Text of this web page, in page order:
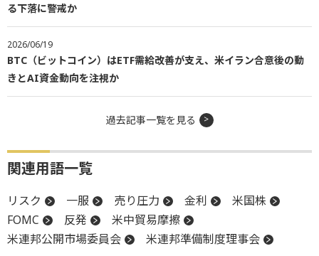
る下落に警戒か
2026/06/19
BTC（ビットコイン）はETF需給改善が支え、米イラン合意後の動
きとAI資金動向を注視か
過去記事一覧を見る
関連用語一覧
リスク 一服 売り圧力 金利
米国株
FOMC
反発
米中貿易摩擦
米連邦公開市場委員会
米連邦準備制度理事会